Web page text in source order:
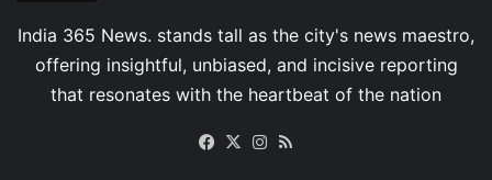
Facebook
X Instagram